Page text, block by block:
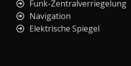
Funk-Zentralverriegelung
Navigation
Elektrische Spiegel